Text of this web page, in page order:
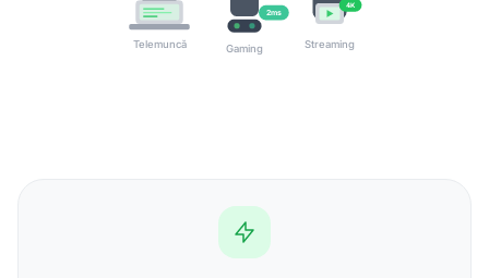
Telemuncă
2ms
Gaming
4K
Streaming